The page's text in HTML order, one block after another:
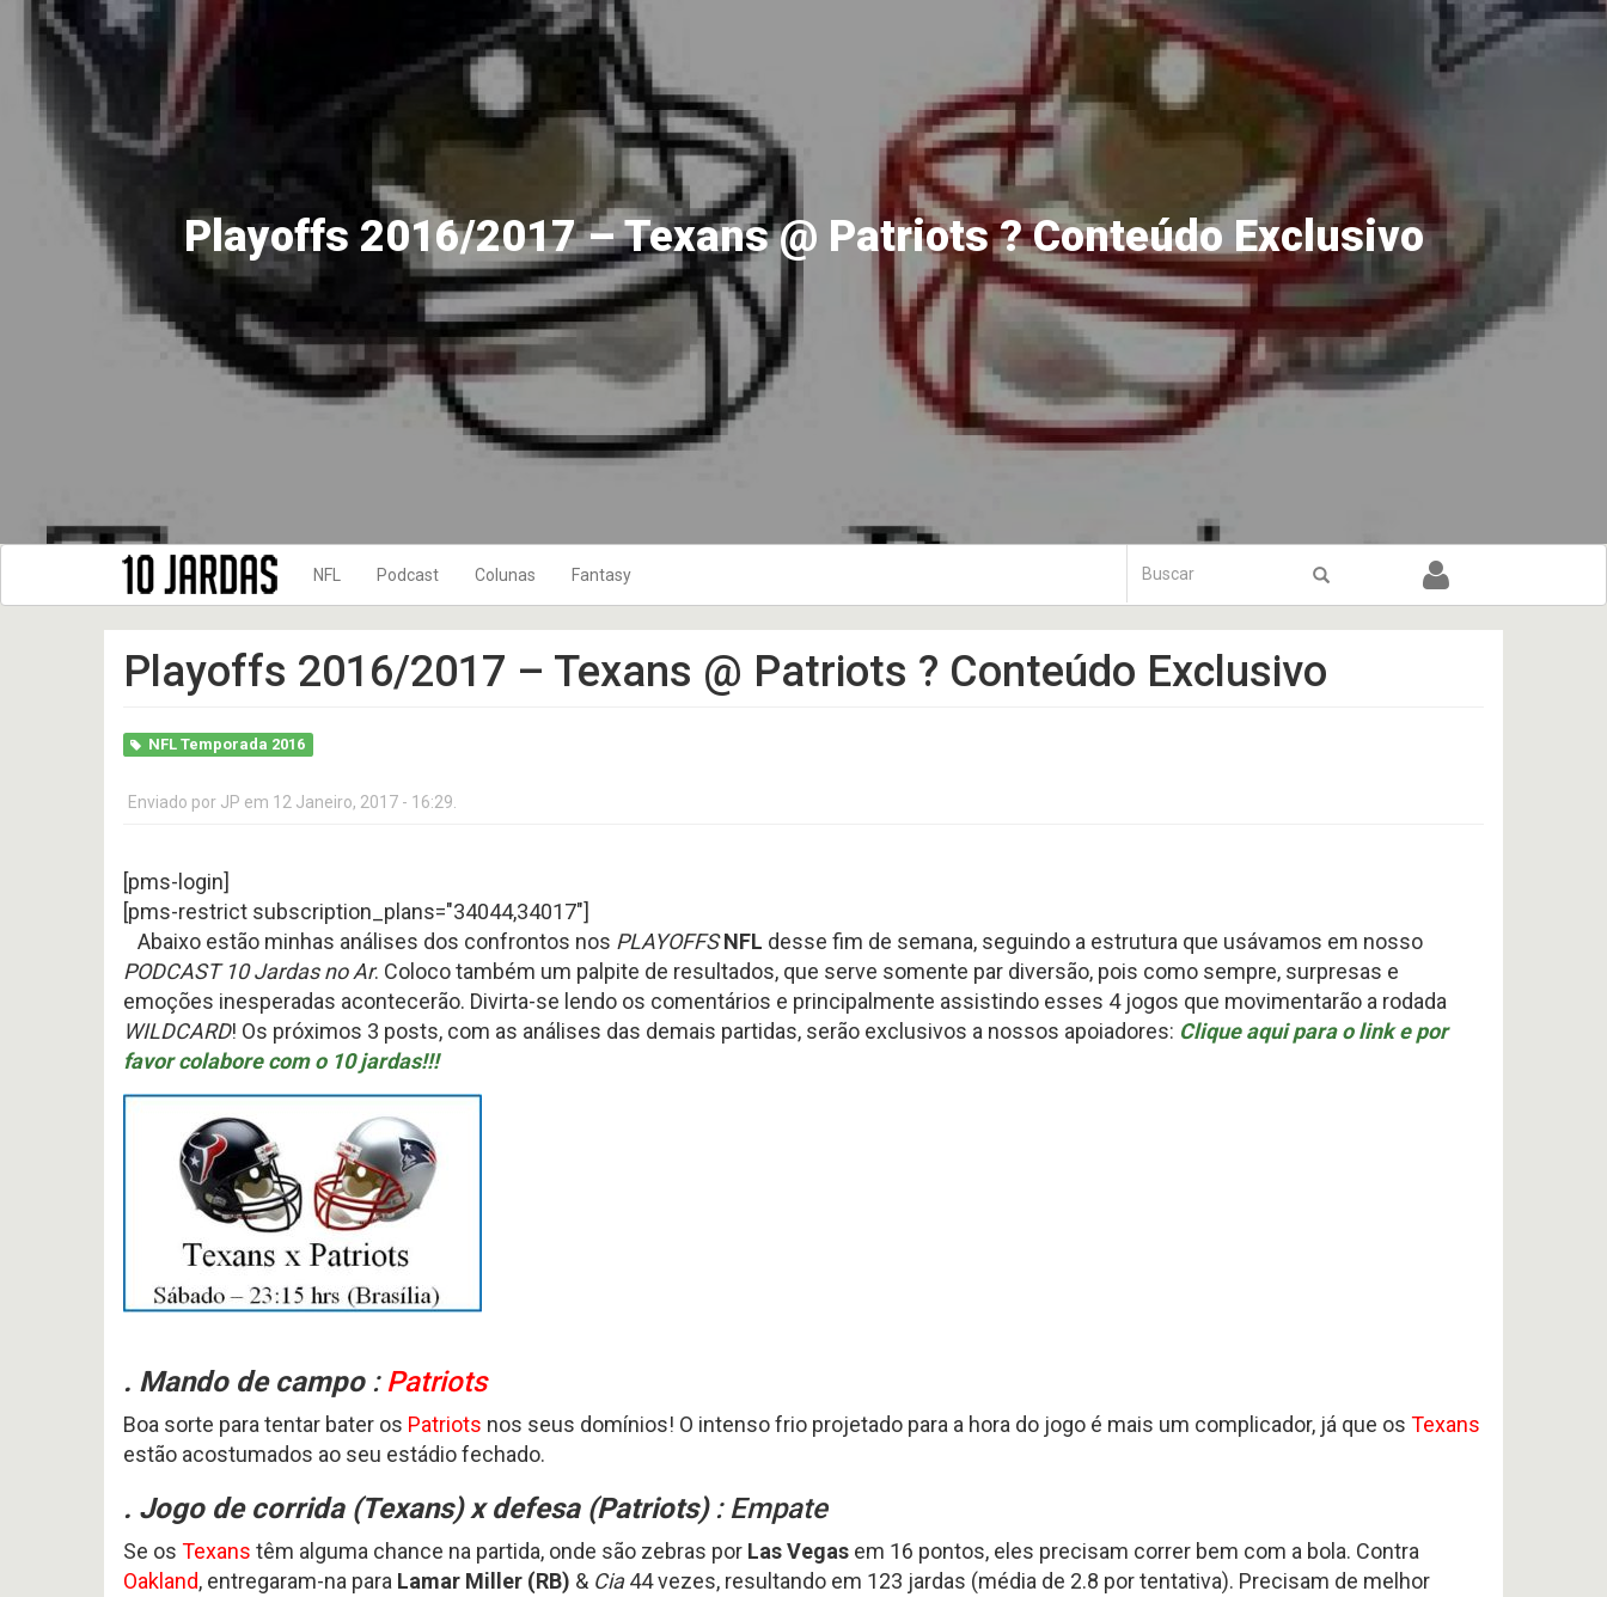
conteúdo
principal
Playoffs 2016/2017 – Texans @ Patriots ? Conteúdo Exclusivo
NFL
NFL Temporada 2022
NFL Temporada 2023
NFL Temporada 2021
NFL Temporada 2018
NFL temporada 2017
NFL temporada 2015
NFL Temporada 2014
Noticias
Variedades
offseason
OFFSEASON
2026
–
Questões
Free
Agents
2026
Temporada
2025
Podcast
10 Jardas no Ar
DRIVE FINAL
no
2026
AFC
WEST
no
2026
AFC
NORTH
10
Jardas
no
ar
617
-
Preview
2026
AFC
SOUTH
Colunas
10Jardas na Bolsa
Playbook
Coach na Gringa
BLITZ no Microscópio
Football Business
Boletim Médico
Fantasy
Fantasy Football 2024
Fantasy Football 2025
Fantasy Football 2026
Fantasy Football 2017
Fantasy Football 2016
Fantasy Football 2015
Football
–
de
2025
Formulário
de
busca
Buscar
Playoffs 2016/2017 – Texans @ Patriots ? Conteúdo Exclusivo
NFL Temporada 2016
Enviado por JP em 12 Janeiro, 2017 - 16:29.
[pms-login]
[pms-restrict subscription_plans="34044,34017"]
Abaixo estão minhas análises dos confrontos nos PLAYOFFS NFL desse fim de semana, seguindo a estrutura que usávamos em nosso
PODCAST 10 Jardas no Ar. Coloco também um palpite de resultados, que serve somente par diversão, pois como sempre, surpresas e
emoções inesperadas acontecerão. Divirta-se lendo os comentários e principalmente assistindo esses 4 jogos que movimentarão a rodada
WILDCARD! Os próximos 3 posts, com as análises das demais partidas, serão exclusivos a nossos apoiadores: Clique aqui para o link e por
favor colabore com o 10 jardas!!!
. Mando de campo :Patriots
Boa sorte para tentar bater os Patriots nos seus domínios! O intenso frio projetado para a hora do jogo é mais um complicador, já que os Texans
estão acostumados ao seu estádio fechado.
. Jogo de corrida (Texans) x defesa (Patriots): Empate
Se os Texans têm alguma chance na partida, onde são zebras por Las Vegas em 16 pontos, eles precisam correr bem com a bola. Contra
Oakland, entregaram-na para Lamar Miller (RB) & Cia44 vezes, resultando em 123 jardas (média de 2.8 por tentativa). Precisam de melhor